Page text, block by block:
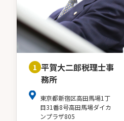
1 平賀大二郎税理士事
務所
東京都新宿区高田馬場1丁
目31番8号高田馬場ダイカ
ンプラザ805